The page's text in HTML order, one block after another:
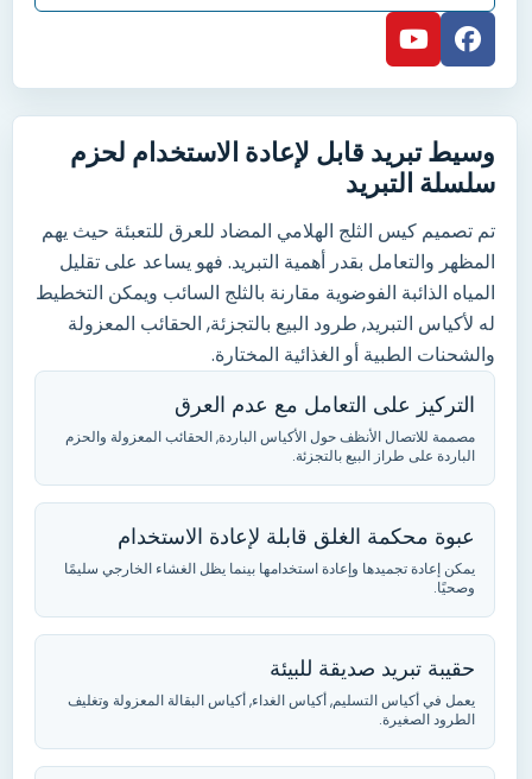
وسيط تبريد قابل لإعادة الاستخدام لحزم
سلسلة التبريد
تم تصميم كيس الثلج الهلامي المضاد للعرق للتعبئة حيث يهم
المظهر والتعامل بقدر أهمية التبريد. فهو يساعد على تقليل
المياه الذائبة الفوضوية مقارنة بالثلج السائب ويمكن التخطيط
له لأكياس التبريد, طرود البيع بالتجزئة, الحقائب المعزولة
والشحنات الطبية أو الغذائية المختارة.
التركيز على التعامل مع عدم العرق
مصممة للاتصال الأنظف حول الأكياس الباردة, الحقائب المعزولة والحزم
الباردة على طراز البيع بالتجزئة.
عبوة محكمة الغلق قابلة لإعادة الاستخدام
يمكن إعادة تجميدها وإعادة استخدامها بينما يظل الغشاء الخارجي سليمًا
وصحيًا.
حقيبة تبريد صديقة للبيئة
يعمل في أكياس التسليم, أكياس الغداء, أكياس البقالة المعزولة وتغليف
الطرود الصغيرة.